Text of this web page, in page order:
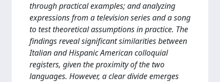
through practical examples; and analyzing
expressions from a television series and a song
to test theoretical assumptions in practice. The
findings reveal significant similarities between
Italian and Hispanic American colloquial
registers, given the proximity of the two
languages. However, a clear divide emerges